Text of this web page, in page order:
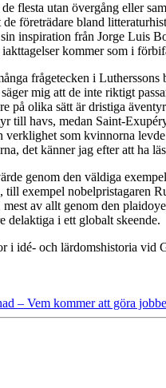
flesta utan övergång eller
företrädare bland
inspiration från Jorge Luis
kommer som i
frågetecken i
mig att de inte riktigt
på olika sätt är dristiga
till havs, medan Saint-
som kvinnorna
det känner jag efter att ha
genom den väldiga
till exempel nobelpristagaren
mest av allt genom den
delaktiga i ett globalt skeende.
i idé- och lärdomshistoria vid
– Vem kommer att göra